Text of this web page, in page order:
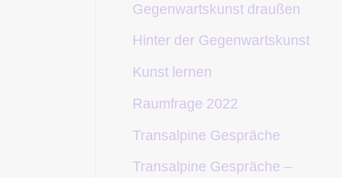
Gegenwartskunst draußen
Hinter der Gegenwartskunst
Kunst lernen
Raumfrage 2022
Transalpine Gespräche
Transalpine Gespräche –